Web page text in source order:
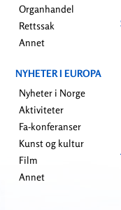
Organhandel
Rettssak
Annet
NYHETER I EUROPA
Nyheter i Norge
Aktiviteter
Fa-konferanser
Kunst og kultur
Film
Annet